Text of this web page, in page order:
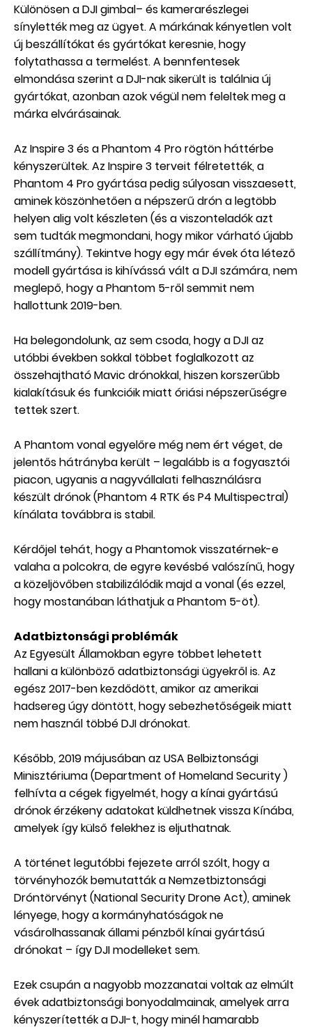
Különösen a DJI gimbal– és kamerarészlegei
sínylették meg az ügyet. A márkának kényetlen volt
új beszállítókat és gyártókat keresnie, hogy
folytathassa a termelést. A bennfentesek
elmondása szerint a DJI-nak sikerült is találnia új
gyártókat, azonban azok végül nem feleltek meg a
márka elvárásainak.
Az Inspire 3 és a Phantom 4 Pro rögtön háttérbe
kényszerültek. Az Inspire 3 terveit félretették, a
Phantom 4 Pro gyártása pedig súlyosan visszaesett,
aminek köszönhetően a népszerű drón a legtöbb
helyen alig volt készleten (és a viszonteladók azt
sem tudták megmondani, hogy mikor várható újabb
szállítmány). Tekintve hogy egy már évek óta létező
modell gyártása is kihívássá vált a DJI számára, nem
meglepő, hogy a Phantom 5-ről semmit nem
hallottunk 2019-ben.
Ha belegondolunk, az sem csoda, hogy a DJI az
utóbbi években sokkal többet foglalkozott az
összehajtható Mavic drónokkal, hiszen korszerűbb
kialakításuk és funkcióik miatt óriási népszerűségre
tettek szert.
A Phantom vonal egyelőre még nem ért véget, de
jelentős hátrányba került – legalább is a fogyasztói
piacon, ugyanis a nagyvállalati felhasználásra
készült drónok (Phantom 4 RTK és P4 Multispectral)
kínálata továbbra is stabil.
Kérdőjel tehát, hogy a Phantomok visszatérnek-e
valaha a polcokra, de egyre kevésbé valószínű, hogy
a közeljövőben stabilizálódik majd a vonal (és ezzel,
hogy mostanában láthatjuk a Phantom 5-öt).
Adatbiztonsági problémák
Az Egyesült Államokban egyre többet lehetett
hallani a különböző adatbiztonsági ügyekről is. Az
egész 2017-ben kezdődött, amikor az amerikai
hadsereg úgy döntött, hogy sebezhetőségeik miatt
nem használ többé DJI drónokat.
Később, 2019 májusában az USA Belbiztonsági
Minisztériuma (Department of Homeland Security )
felhívta a cégek figyelmét, hogy a kínai gyártású
drónok érzékeny adatokat küldhetnek vissza Kínába,
amelyek így külső felekhez is eljuthatnak.
A történet legutóbbi fejezete arról szólt, hogy a
törvényhozók bemutatták a Nemzetbiztonsági
Dróntörvényt (National Security Drone Act), aminek
lényege, hogy a kormányhatóságok ne
vásárolhassanak állami pénzből kínai gyártású
drónokat – így DJI modelleket sem.
Ezek csupán a nagyobb mozzanatai voltak az elmúlt
évek adatbiztonsági bonyodalmainak, amelyek arra
kényszerítették a DJI-t, hogy minél hamarabb